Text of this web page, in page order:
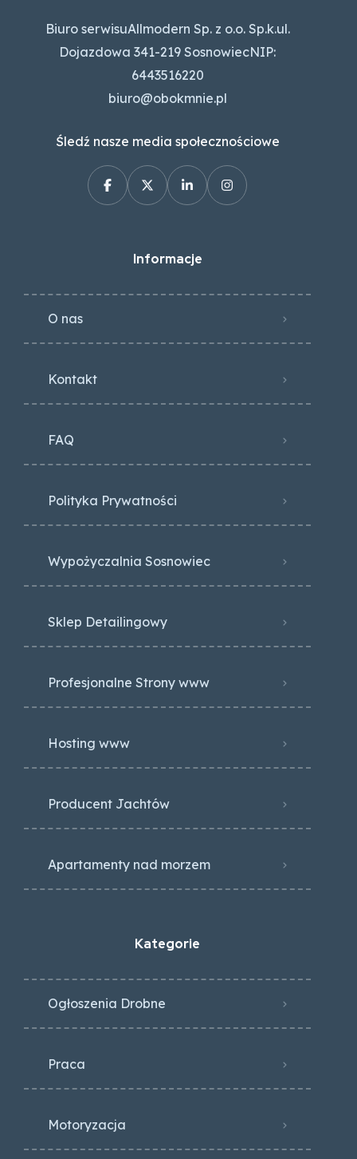
Biuro serwisuAllmodern Sp. z o.o. Sp.k.ul.
Dojazdowa 341-219 SosnowiecNIP:
6443516220
biuro@obokmnie.pl
Śledź nasze media społecznościowe
Informacje
O nas
Kontakt
FAQ
Polityka Prywatności
Wypożyczalnia Sosnowiec
Sklep Detailingowy
Profesjonalne Strony www
Hosting www
Producent Jachtów
Apartamenty nad morzem
Kategorie
Ogłoszenia Drobne
Praca
Motoryzacja